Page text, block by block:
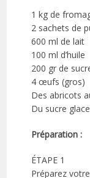
1 kg de
2 sachets de
600 ml de lait
100 ml d’huile
200 gr de
4 œufs (gros)
Des abricots
Du sucre glace
Préparation :
ÉTAPE 1
Préparez